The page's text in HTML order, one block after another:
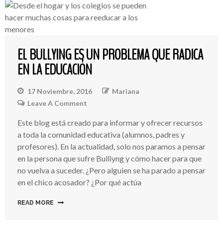
EL BULLYING ES UN PROBLEMA QUE RADICA
EN LA EDUCACIÓN
17 Noviembre, 2016
Mariana
Leave A Comment
Bullying
Es
Un
Problema
Radica
En
Este blog está creado para informar y ofrecer recursos
a toda la comunidad educativa (alumnos, padres y
profesores). En la actualidad, solo nos paramos a pensar
en la persona que sufre Bulliyng y cómo hacer para que
no vuelva a suceder. ¿Pero alguien se ha parado a pensar
en el chico acosador? ¿Por qué actúa
READ MORE